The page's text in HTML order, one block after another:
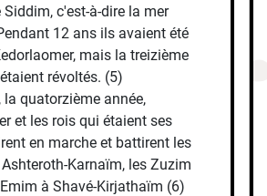
Siddim, c'est-à-dire la mer
12 ans ils avaient été
mais la treizième
révoltés. (5)
la quatorzième année,
et les rois qui étaient ses
en marche et battirent les
Karnaïm, les Zuzim
à Shavé-Kirjathaïm (6)